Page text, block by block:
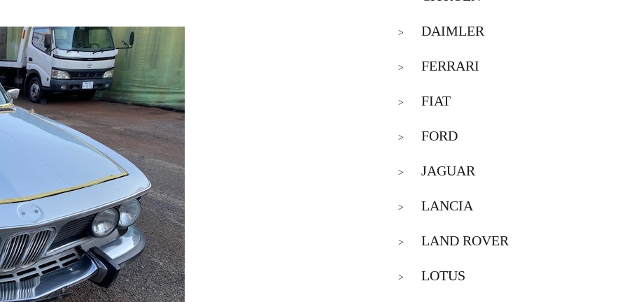
> DAIMLER
> FERRARI
> FIAT
> FORD
> JAGUAR
> LANCIA
> LAND ROVER
> LOTUS